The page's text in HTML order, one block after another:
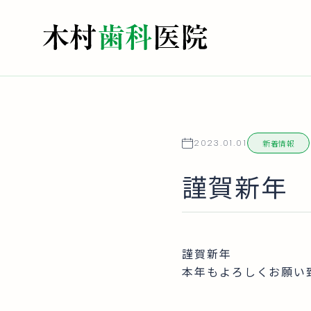
2023.01.01 新着情報
謹賀新年
謹賀新年
本年もよろしくお願い